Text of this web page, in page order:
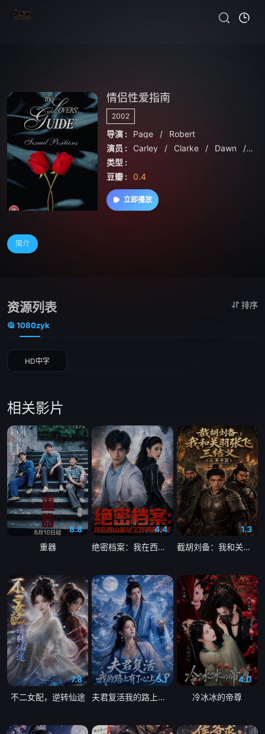
情侣性爱指南
2002
导演 : Page /
Robert
演员 :
Carley / Clarke / Dawn /
类型 :
豆瓣 :
0.4
立即播放
简介
资源列表 排序
1080zyk
HD中字
相关影片
8.8
重器
4.4
绝密档案：我在西山基地工作的那十年
1.3
截胡刘备：我和关羽张飞三结义之黄巾篇
7.8
不二女配，逆转仙途
5.1
夫君复活我的路上有了心上人
4.0
冷冰冰的帝尊